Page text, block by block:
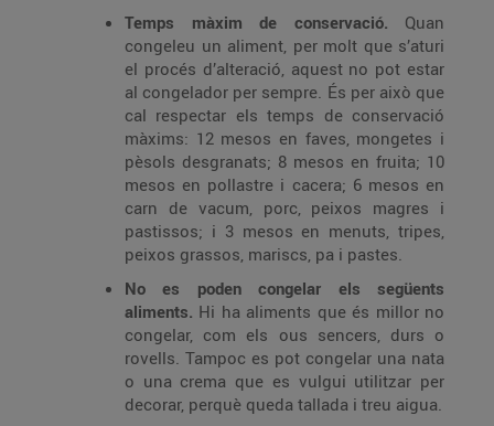
Temps màxim de conservació. Quan
congeleu un aliment, per molt que s’aturi
el procés d’alteració, aquest no pot estar
al congelador per sempre. És per això que
cal respectar els temps de conservació
màxims: 12 mesos en faves, mongetes i
pèsols desgranats; 8 mesos en fruita; 10
mesos en pollastre i cacera; 6 mesos en
carn de vacum, porc, peixos magres i
pastissos; i 3 mesos en menuts, tripes,
peixos grassos, mariscs, pa i pastes.
No es poden congelar els següents
aliments. Hi ha aliments que és millor no
congelar, com els ous sencers, durs o
rovells. Tampoc es pot congelar una nata
o una crema que es vulgui utilitzar per
decorar, perquè queda tallada i treu aigua.